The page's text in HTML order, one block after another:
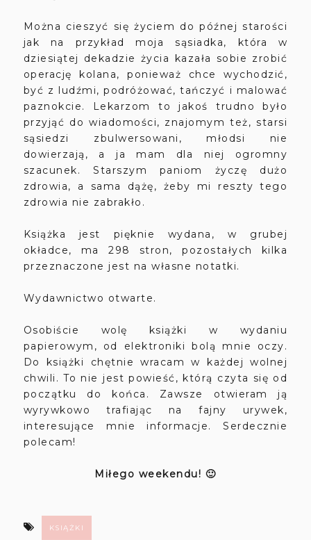
Można cieszyć się życiem do późnej starości
jak na przykład moja sąsiadka, która w
dziesiątej dekadzie życia kazała sobie zrobić
operację kolana, ponieważ chce wychodzić,
być z ludźmi, podróżować, tańczyć i malować
paznokcie. Lekarzom to jakoś trudno było
przyjąć do wiadomości, znajomym też, starsi
sąsiedzi zbulwersowani, młodsi nie
dowierzają, a ja mam dla niej ogromny
szacunek. Starszym paniom życzę dużo
zdrowia, a sama dążę, żeby mi reszty tego
zdrowia nie zabrakło.
Książka jest pięknie wydana, w grubej
okładce, ma 298 stron, pozostałych kilka
przeznaczone jest na własne notatki.
Wydawnictwo otwarte.
Osobiście wolę książki w wydaniu
papierowym, od elektroniki bolą mnie oczy.
Do książki chętnie wracam w każdej wolnej
chwili. To nie jest powieść, którą czyta się od
początku do końca. Zawsze otwieram ją
wyrywkowo trafiając na fajny urywek,
interesujące mnie informacje. Serdecznie
polecam!
Miłego weekendu! 🙂
KSIĄŻKI